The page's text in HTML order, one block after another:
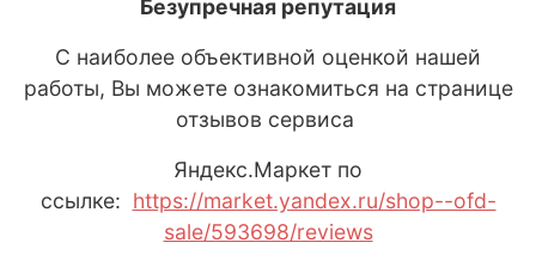
Безупречная репутация
С наиболее объективной оценкой нашей
работы, Вы можете ознакомиться на странице
отзывов сервиса
Яндекс.Маркет по
ссылке: https://market.yandex.ru/shop--ofd-
sale/593698/reviews